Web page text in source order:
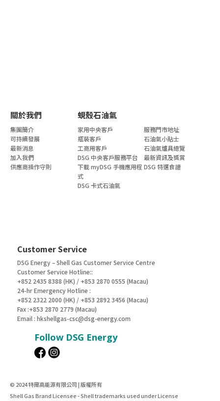
關於我們 蜆殼石油氣
集團簡介
可持續發展
最新消息
加入我們
供應商操作守則
家用中央客戶
瓶裝客戶
工商用客戶
DSG 中央客戶服務平台
下載 myDSG 手機應用程
式
DSG 卡式石油氣
服務門市地址
石油氣小貼士
石油氣爐具總覽
最新資訊及獎賞
DSG 特選食譜
Customer Service
DSG Energy – Shell Gas Customer Service Centre
Customer Service Hotline::
+852 2435 8388 (HK) / +853 2870 0555 (Macau)
24-hr Emergency Hotline :
+852 2322 2000 (HK) / +853 2892 3456 (Macau)
Fax :+853 2870 2779 (Macau)
Email : hkshellgas-csc@dsg-energy.com
Follow DSG Energy
© 2024 特爾高能源有限公司 | 版權所有
Shell Gas Brand Licensee - Shell trademarks used under License